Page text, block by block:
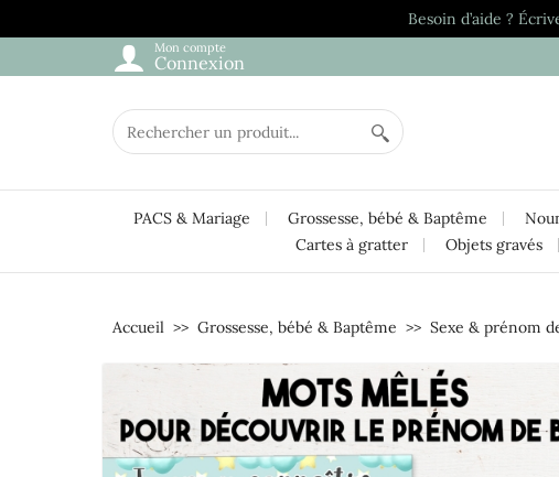
Besoin d’aide ?
Mon compte
Connexion
PACS & Mariage Grossesse, bébé & Baptême
Cartes à gratter
Objets gravés
Accueil Grossesse, bébé & Baptême Sexe & prénom